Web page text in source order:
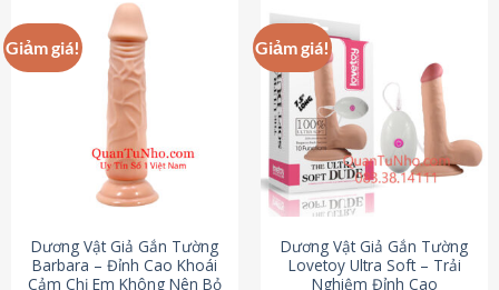
Giảm giá!
Dương Vật Giả Gắn Tường
Barbara – Đỉnh Cao Khoái
Cảm Chị Em Không Nên Bỏ
Giảm giá!
Dương Vật Giả Gắn Tường
Lovetoy Ultra Soft – Trải
Nghiệm Đỉnh Cao